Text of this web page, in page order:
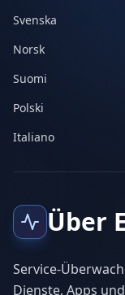
Svenska
Norsk
Suomi
Polski
Italiano
Über
Service-
Dienste, Apps